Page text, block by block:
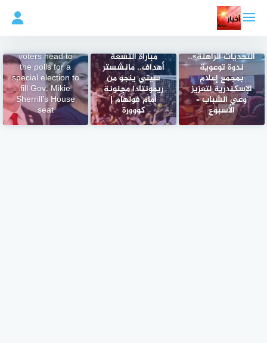
المحتوى
التحديات الراهنة»..
ندوة توعوية
بمجمع إعلام
الإسكندرية لتعزيز
وعي الشباب –
الأسبوع
مباراة التسعة
أهداف.. مانشستر
سيتي ينجو من
ريمونتادا مجنونة
أمام فولهام |
كووورة
voters head to
the polls for a
special election to
fill Gov. Mikie
Sherrill’s House
seat